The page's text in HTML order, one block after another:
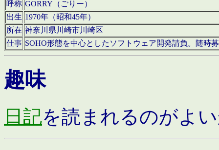
呼称 GORRY（ごりー）
出生 1970年（昭和45年）
所在 神奈川県川崎市川崎区
仕事 SOHO形態を中心としたソフトウェア開発請負。随時
趣味
日記を読まれるのがよ